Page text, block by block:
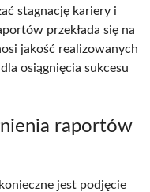
stagnację kariery i
przekłada się na
jakość realizowanych
osiągnięcia sukcesu
raportów
jest podjęcie